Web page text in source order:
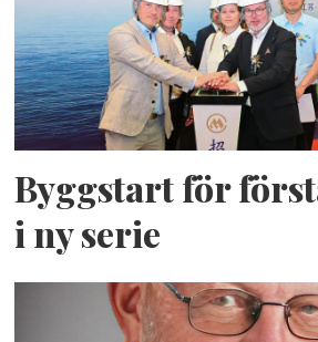
Byggstart för
i ny serie